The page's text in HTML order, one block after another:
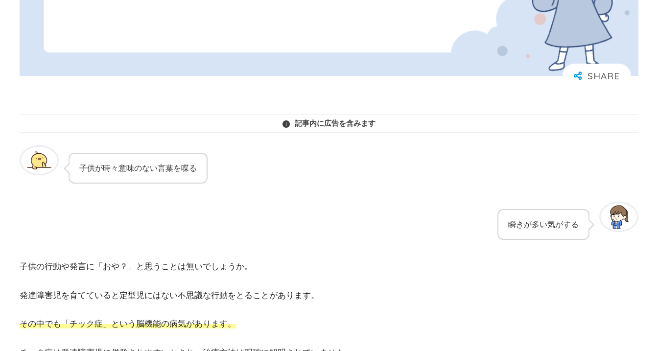
記事内に広告を含みます
子供が時々意味のない言葉を喋る
瞬きが多い気がする
子供の行動や発言に「おや？」と思うことは無いでしょうか。
発達障害児を育てていると定型児にはない不思議な行動をとることがあります。
その中でも「チック症」という脳機能の病気があります。